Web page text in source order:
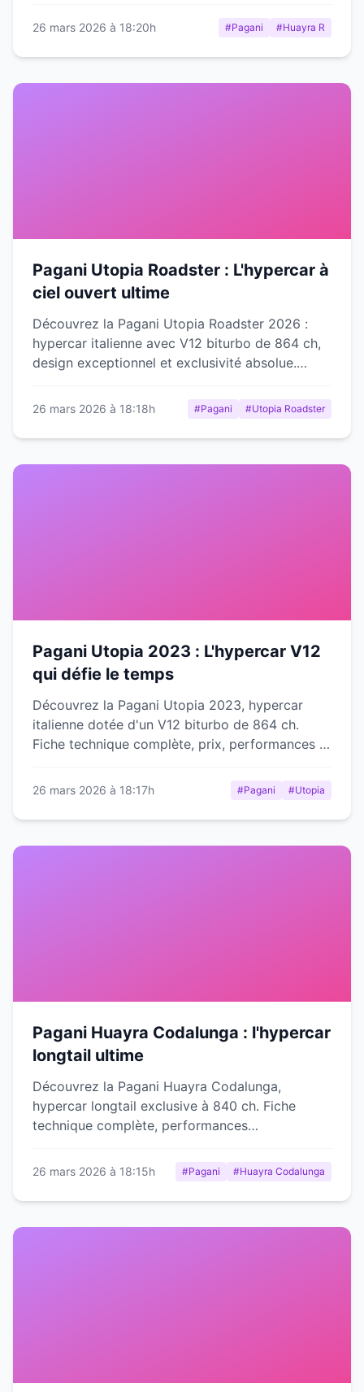
26 mars 2026 à 18:20h #Pagani #Huayra R
Pagani Utopia Roadster : L'hypercar à
ciel ouvert ultime
Découvrez la Pagani Utopia Roadster 2026 :
hypercar italienne avec V12 biturbo de 864 ch,
design exceptionnel et exclusivité absolue.
26 mars 2026 à 18:18h #Pagani #Utopia Roadster
Pagani Utopia 2023 : L'hypercar V12
qui défie le temps
Découvrez la Pagani Utopia 2023, hypercar
italienne dotée d'un V12 biturbo de 864 ch.
Fiche technique complète, prix, performances et
26 mars 2026 à 18:17h #Pagani #Utopia
Pagani Huayra Codalunga : l'hypercar
longtail ultime
Découvrez la Pagani Huayra Codalunga,
hypercar longtail exclusive à 840 ch. Fiche
technique complète, performances
26 mars 2026 à 18:15h #Pagani #Huayra Codalunga